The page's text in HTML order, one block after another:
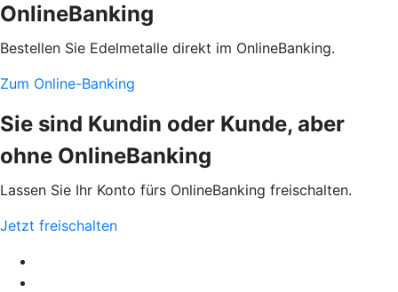
OnlineBanking
Bestellen Sie Edelmetalle direkt im OnlineBanking.
Zum Online-Banking
Sie sind Kundin oder Kunde, aber
ohne OnlineBanking
Lassen Sie Ihr Konto fürs OnlineBanking freischalten.
Jetzt freischalten